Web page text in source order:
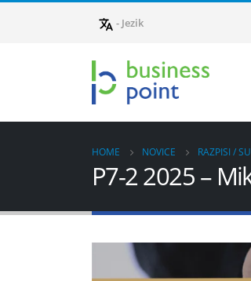
- Jezik
HOME NOVICE RAZPISI /
P7-2 2025 –